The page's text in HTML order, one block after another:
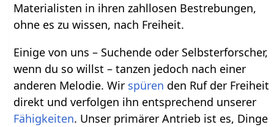
Materialisten in ihren zahllosen Bestrebungen,
ohne es zu wissen, nach Freiheit.
Einige von uns – Suchende oder Selbsterforscher,
wenn du so willst – tanzen jedoch nach einer
anderen Melodie. Wir spüren den Ruf der Freiheit
direkt und verfolgen ihn entsprechend unserer
Fähigkeiten. Unser primärer Antrieb ist es, Dinge